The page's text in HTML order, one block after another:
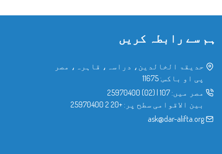
ہم سے رابطہ کریں
حدیقۃ الخالدین، دراسہ، قاہرہ، مصر
پی او باکس: 11675
مصر میں: 107
|
(02) 25970400
بین الاقوامی سطح پر: +20 2 25970400
ask@dar-alifta.org